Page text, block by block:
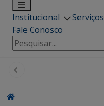
Institucional Serviços
Fale Conosco
Pesquisar
por: